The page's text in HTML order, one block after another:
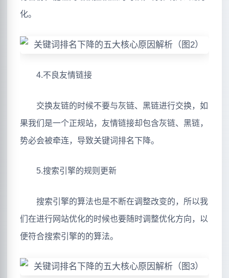
化。
4.不良友情链接
交换友链的时候不要与灰链、黑链进行交换，如
果我们是一个正规站，友情链接却包含灰链、黑链，
势必会被牵连，导致关键词排名下降。
5.搜索引擎的规则更新
搜索引擎的算法也是不断在调整改变的，所以我
们在进行网站优化的时候也要随时调整优化方向，以
便符合搜索引擎的的算法。